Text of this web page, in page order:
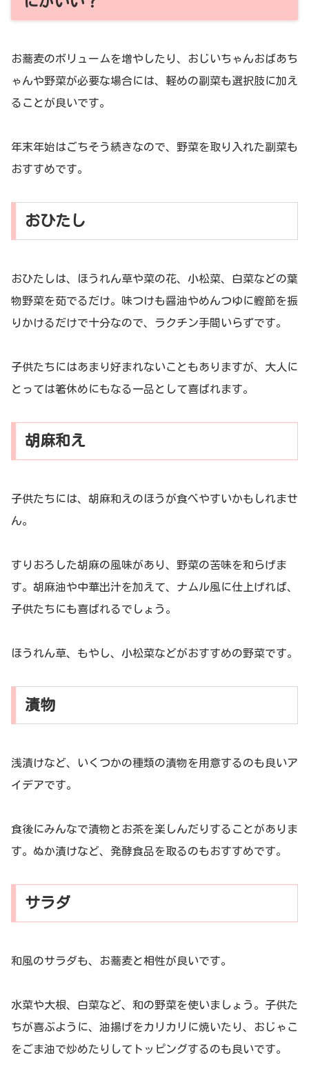
お蕎麦のボリュームを増やしたり、おじいちゃんおばあち
ゃんや野菜が必要な場合には、軽めの副菜も選択肢に加え
ることが良いです。
年末年始はごちそう続きなので、野菜を取り入れた副菜も
おすすめです。
おひたし
おひたしは、ほうれん草や菜の花、小松菜、白菜などの葉
物野菜を茹でるだけ。味つけも醤油やめんつゆに鰹節を振
りかけるだけで十分なので、ラクチン手間いらずです。
子供たちにはあまり好まれないこともありますが、大人に
とっては箸休めにもなる一品として喜ばれます。
胡麻和え
子供たちには、胡麻和えのほうが食べやすいかもしれませ
ん。
すりおろした胡麻の風味があり、野菜の苦味を和らげま
す。胡麻油や中華出汁を加えて、ナムル風に仕上げれば、
子供たちにも喜ばれるでしょう。
ほうれん草、もやし、小松菜などがおすすめの野菜です。
漬物
浅漬けなど、いくつかの種類の漬物を用意するのも良いア
イデアです。
食後にみんなで漬物とお茶を楽しんだりすることがありま
す。ぬか漬けなど、発酵食品を取るのもおすすめです。
サラダ
和風のサラダも、お蕎麦と相性が良いです。
水菜や大根、白菜など、和の野菜を使いましょう。子供た
ちが喜ぶように、油揚げをカリカリに焼いたり、おじゃこ
をごま油で炒めたりしてトッピングするのも良いです。